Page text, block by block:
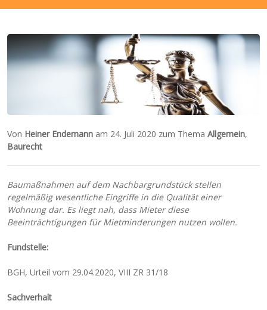
Von Heiner Endemann am 24. Juli 2020 zum ThemaAllgemein,
Baurecht
Baumaßnahmen auf dem Nachbargrundstück stellen
regelmäßig wesentliche Eingriffe in die Qualität einer
Wohnung dar. Es liegt nah, dass Mieter diese
Beeinträchtigungen für Mietminderungen nutzen wollen.
Fundstelle:
BGH, Urteil vom 29.04.2020, VIII ZR 31/18
Sachverhalt